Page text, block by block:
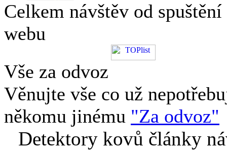
Celkem návštěv od spuštění
webu
Vše za odvoz
Věnujte vše co už
někomu jinému "Za odvoz"
Detektory kovů články